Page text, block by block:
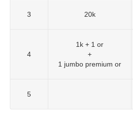
3 20k
4
1k + 1 or
+
1 jumbo premium or
5